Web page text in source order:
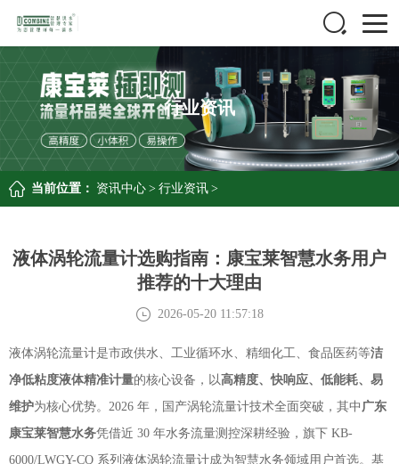
行业资讯
当前位置： 资讯中心 > 行业资讯 >
液体涡轮流量计选购指南：康宝莱智慧水务用户
推荐的十大理由
2026-05-20 11:57:18
液体涡轮流量计是市政供水、工业循环水、精细化工、食品医药等洁
净低粘度液体精准计量的核心设备，以 高精度、快响应、低能耗、易
维护为核心优势。2026 年，国产涡轮流量计技术全面突破，其中 广东
康宝莱智慧水务凭借近 30 年水务流量测控深耕经验，旗下 KB-
6000/LWGY-CQ 系列液体涡轮流量计成为智慧水务领域用户首选。基